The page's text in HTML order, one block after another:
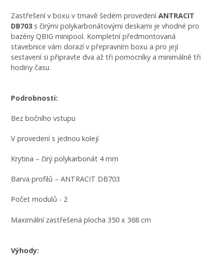
Zastřešení v boxu v tmavě šedém provedeníANTRACIT
DB703s čirými polykarbonátovými deskami je vhodné pro
bazény QBIG minipool. Kompletní předmontovaná
stavebnice vám dorazí v přepravním boxu a pro její
sestavení si připravte dva až tři pomocníky a minimálně tři
hodiny času.
Podrobnosti:
Bez bočního vstupu
V provedení s jednou kolejí
Krytina – čirý polykarbonát 4 mm
Barva profilů – ANTRACIT DB703
Počet modulů - 2
Maximální zastřešená plocha 350 x 368 cm
Výhody: